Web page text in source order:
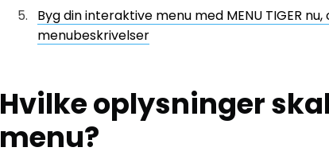
Byg din interaktive menu med MENU TIGER
menubeskrivelser
Hvilke oplysninger
menu?